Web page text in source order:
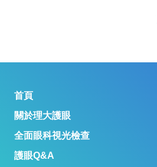
首頁
關於理大護眼
全面眼科視光檢查
護眼Q&A